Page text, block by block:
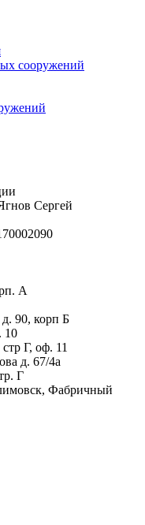
сооружений
Сергей
А
90, корп Б
10
Г, оф. 11
д. 67/4а
Г
Фабричный